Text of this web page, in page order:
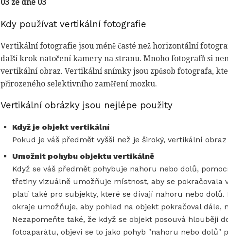
03 ze dne 03
Kdy používat vertikální fotografie
Vertikální fotografie jsou méně časté než horizontální
další krok natočení kamery na stranu. Mnoho fotografů si
vertikální obraz. Vertikální snímky jsou způsob fotografa,
přirozeného selektivního zaměření mozku.
Vertikální obrázky jsou nejlépe použity
Když je objekt vertikální
Pokud je váš předmět vyšší než je široký, vertikální
Umožnit pohybu objektu vertikálně
Když se váš předmět pohybuje nahoru nebo dolů,
třetiny vizuálně umožňuje místnost, aby se pokračovala
platí také pro subjekty, které se dívají nahoru nebo
okraje umožňuje, aby pohled na objekt pokračoval
Nezapomeňte také, že když se objekt posouvá hlouběji
fotoaparátu, objeví se to jako pohyb "nahoru nebo dolů"